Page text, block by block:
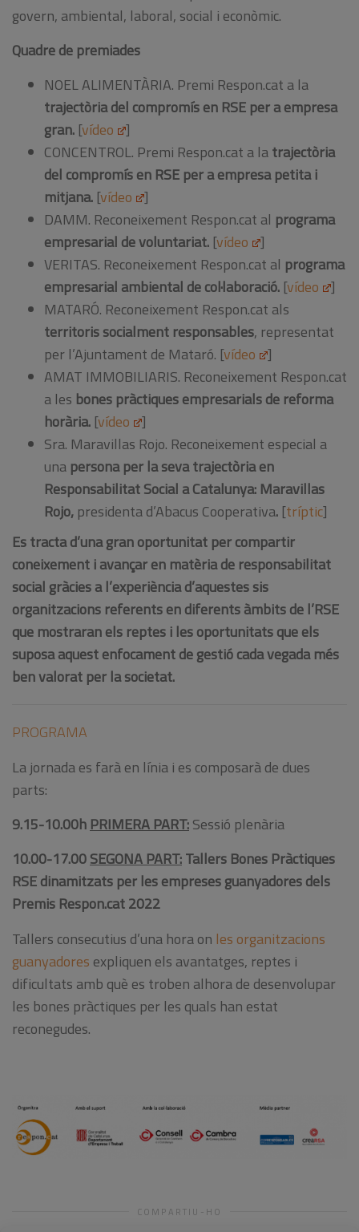
govern, ambiental, laboral, social i econòmic.
Quadre de premiades
NOEL ALIMENTÀRIA. Premi Respon.cat a la
trajectòria del compromís en RSE per a empresa
gran. [vídeo
]
CONCENTROL. Premi Respon.cat a latrajectòria
del compromís en RSE per a empresa petita i
mitjana. [vídeo
]
DAMM. Reconeixement Respon.cat al programa
empresarial de voluntariat. [vídeo
]
VERITAS. Reconeixement Respon.cat al programa
empresarial ambiental de col·laboració. [vídeo
]
MATARÓ. Reconeixement Respon.cat als
territoris socialment responsables, representat
per l’Ajuntament de Mataró. [vídeo
]
AMAT IMMOBILIARIS. Reconeixement Respon.cat
a les bones pràctiques empresarials de reforma
horària. [vídeo
]
Sra. Maravillas Rojo. Reconeixement especial a
una persona per la seva trajectòria en
Responsabilitat Social a Catalunya: Maravillas
Rojo, presidenta d’Abacus Cooperativa. [tríptic]
Es tracta d’una gran oportunitat per compartir
coneixement i avançar en matèria de responsabilitat
social gràcies a l’experiència d’aquestes sis
organitzacions referents en diferents àmbits de l’RSE
que mostraran els reptes i les oportunitats que els
suposa aquest enfocament de gestió cada vegada més
ben valorat per la societat.
PROGRAMA
La jornada es farà en línia i es composarà de dues
parts:
9.15-10.00h PRIMERA PART:Sessió plenària
10.00-17.00SEGONA PART:Tallers Bones Pràctiques
RSE dinamitzats per les empreses guanyadores dels
Premis Respon.cat 2022
Tallers consecutius d’una hora on les organitzacions
guanyadores expliquen els avantatges, reptes i
dificultats amb què es troben alhora de desenvolupar
les bones pràctiques per les quals han estat
reconegudes.
COMPARTIU-HO